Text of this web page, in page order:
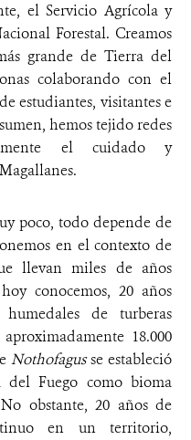
el Servicio Agrícola y
Forestal. Creamos
grande de Tierra del
colaborando con el
estudiantes, visitantes e
hemos tejido redes
el cuidado y
poco, todo depende de
en el contexto de
llevan miles de años
conocemos, 20 años
de turberas
18.000
Nothofagusse estableció
Fuego como bioma
obstante, 20 años de
en un territorio,